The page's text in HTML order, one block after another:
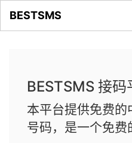
BESTSMS
BESTSMS 接码
本平台提供免费
号码，是一个免